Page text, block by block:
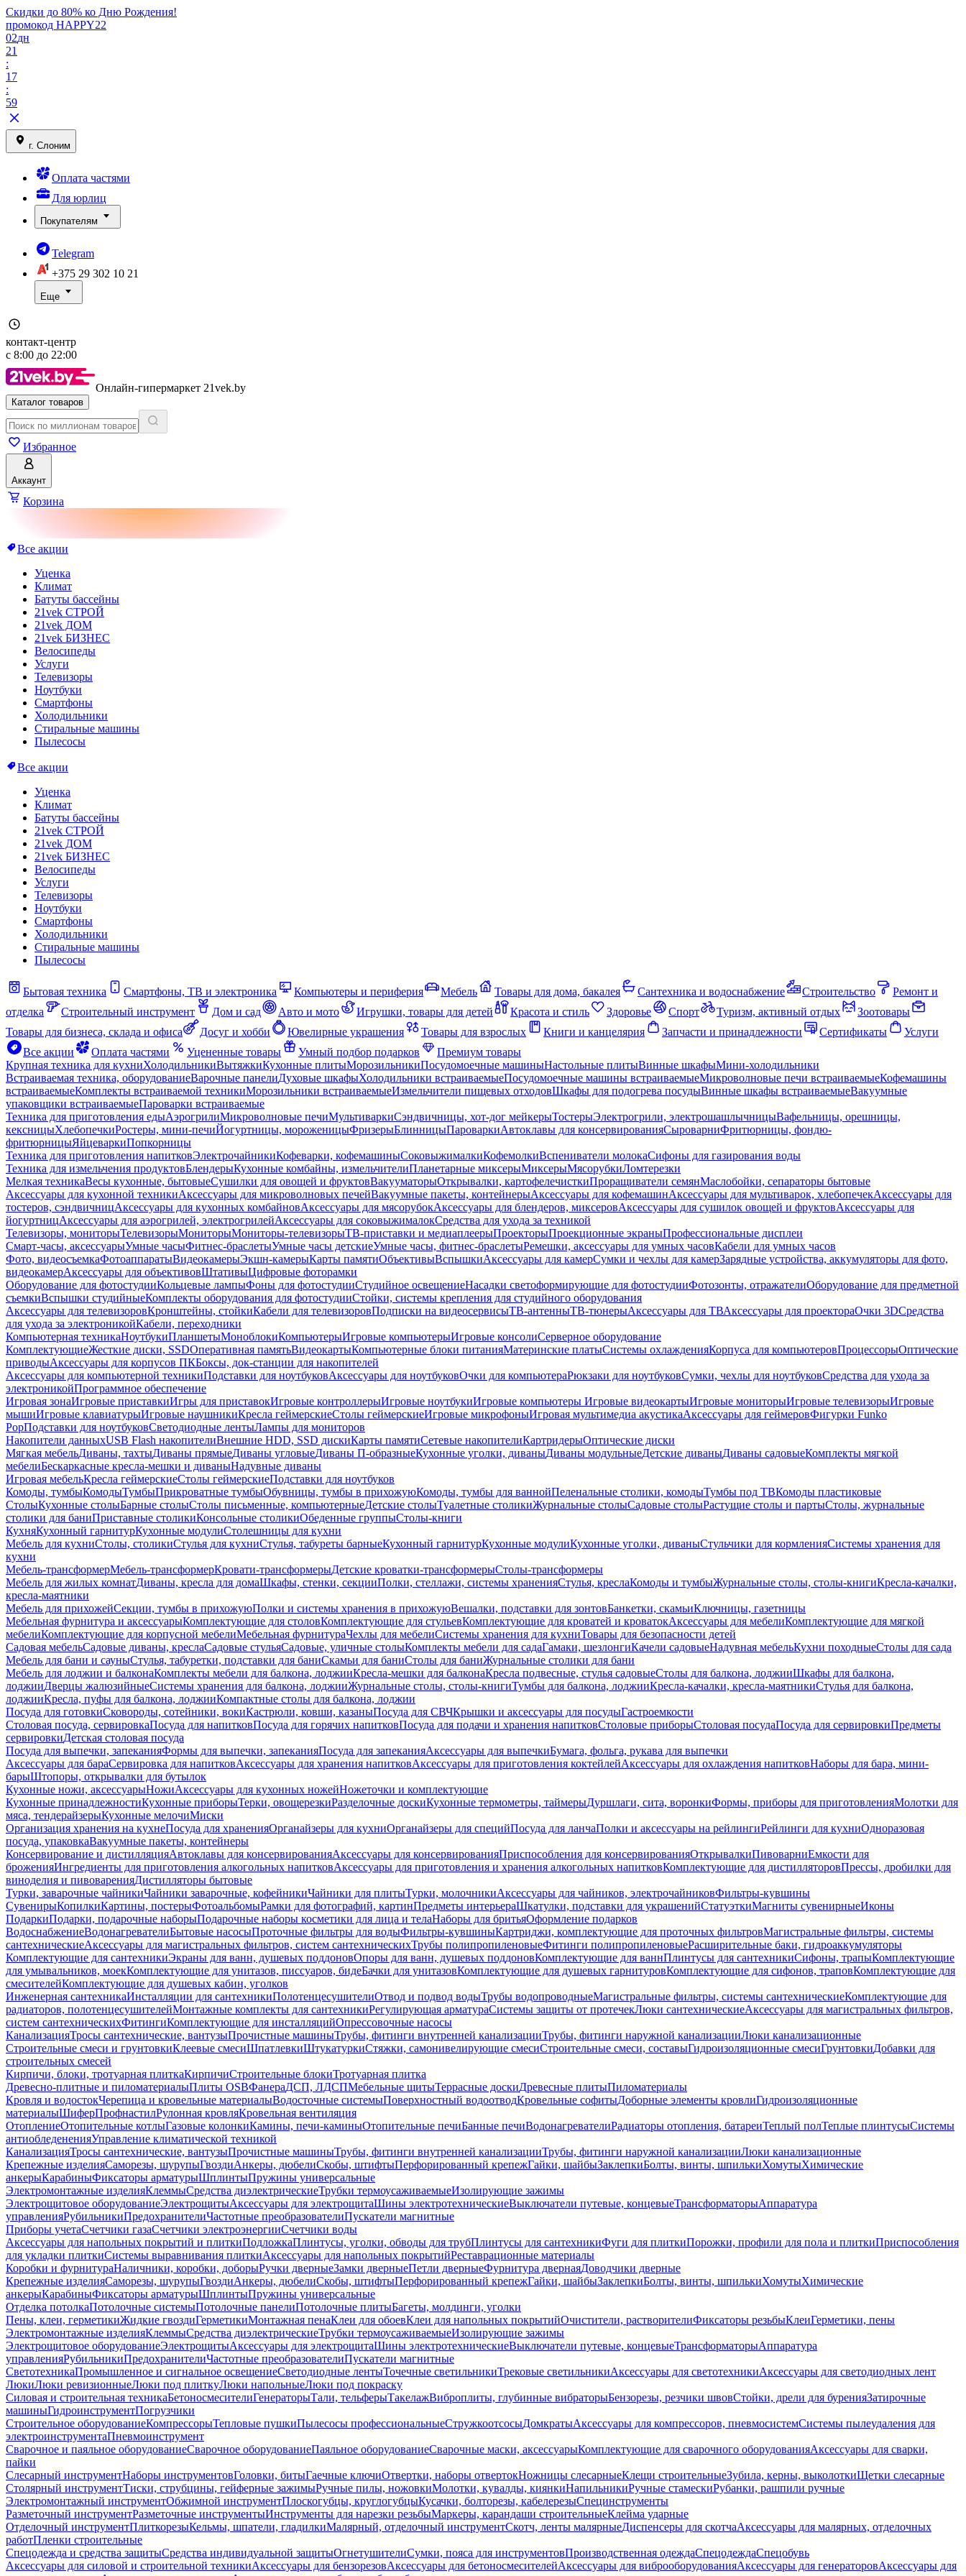
Скидки до 80% ко Дню Рождения!
промокод HAPPY22
02дн
21
:
17
:
59
г. Слоним
Оплата частями
Для юрлиц
Покупателям
Telegram
+375 29 302 10 21
Еще
контакт-центр
с 8:00 до 22:00
Онлайн-гипермаркет 21vek.by
Каталог товаров
Избранное
Аккаунт
Корзина
Все акции
Уценка
Климат
Батуты бассейны
21vek СТРОЙ
21vek ДОМ
21vek БИЗНЕС
Велосипеды
Услуги
Телевизоры
Ноутбуки
Смартфоны
Холодильники
Стиральные машины
Пылесосы
Все акции
Уценка
Климат
Батуты бассейны
21vek СТРОЙ
21vek ДОМ
21vek БИЗНЕС
Велосипеды
Услуги
Телевизоры
Ноутбуки
Смартфоны
Холодильники
Стиральные машины
Пылесосы
Бытовая техника Смартфоны, ТВ и электроника Компьютеры и периферия Мебель Товары для дома, бакалея Сантехника и водоснабжение Строительство
Ремонт и
отделка
Строительный инструмент Дом и сад Авто и мото Игрушки, товары для детей Красота и стиль Здоровье Спорт Туризм, активный отдых
Зоотовары
Товары для бизнеса, склада и офиса
Досуг и хобби Ювелирные украшения Товары для взрослых Книги и канцелярия Запчасти и принадлежности Сертификаты
Услуги
Все акции
Оплата частями Уцененные товары Умный подбор подарков
Премиум товары
Крупная техника для кухниХолодильникиВытяжкиКухонные плитыМорозильникиПосудомоечные машиныНастольные плитыВинные шкафыМини-холодильники
Встраиваемая техника, оборудованиеВарочные панелиДуховые шкафыХолодильники встраиваемыеПосудомоечные машины встраиваемыеМикроволновые печи встраиваемыеКофемашины
встраиваемыеКомплекты встраиваемой техникиМорозильники встраиваемыеИзмельчители пищевых отходовШкафы для подогрева посудыВинные шкафы встраиваемыеВакуумные
упаковщики встраиваемыеПароварки встраиваемые
Техника для приготовления едыАэрогрилиМикроволновые печиМультиваркиСэндвичницы, хот-дог мейкерыТостерыЭлектрогрили, электрошашлычницыВафельницы, орешницы,
кексницыХлебопечкиРостеры, мини-печиЙогуртницы, мороженицыФризерыБлинницыПароваркиАвтоклавы для консервированияСыроварниФритюрницы, фондю-
фритюрницыЯйцеваркиПопкорницы
Техника для приготовления напитковЭлектрочайникиКофеварки, кофемашиныСоковыжималкиКофемолкиВспениватели молокаСифоны для газирования воды
Техника для измельчения продуктовБлендерыКухонные комбайны, измельчителиПланетарные миксерыМиксерыМясорубкиЛомтерезки
Мелкая техникаВесы кухонные, бытовыеСушилки для овощей и фруктовВакууматорыОткрывалки, картофелечисткиПроращиватели семянМаслобойки, сепараторы бытовые
Аксессуары для кухонной техникиАксессуары для микроволновых печейВакуумные пакеты, контейнерыАксессуары для кофемашинАксессуары для мультиварок, хлебопечекАксессуары для
тостеров, сэндвичницАксессуары для кухонных комбайновАксессуары для мясорубокАксессуары для блендеров, миксеровАксессуары для сушилок овощей и фруктовАксессуары для
йогуртницАксессуары для аэрогрилей, электрогрилейАксессуары для соковыжималокСредства для ухода за техникой
Телевизоры, мониторыТелевизорыМониторыМониторы-телевизорыТВ-приставки и медиаплеерыПроекторыПроекционные экраныПрофессиональные дисплеи
Смарт-часы, аксессуарыУмные часыФитнес-браслетыУмные часы детскиеУмные часы, фитнес-браслетыРемешки, аксессуары для умных часовКабели для умных часов
Фото, видеосъемкаФотоаппаратыВидеокамерыЭкшн-камерыКарты памятиОбъективыВспышкиАксессуары для камерСумки и чехлы для камерЗарядные устройства, аккумуляторы для фото,
видеокамерАксессуары для объективовШтативыЦифровые фоторамки
Оборудование для фотостудииКольцевые лампыФоны для фотостудииСтудийное освещениеНасадки светоформирующие для фотостудииФотозонты, отражателиОборудование для предметной
съемкиВспышки студийныеКомплекты оборудования для фотостудииСтойки, системы крепления для студийного оборудования
Аксессуары для телевизоровКронштейны, стойкиКабели для телевизоровПодписки на видеосервисыТВ-антенныТВ-тюнерыАксессуары для ТВАксессуары для проектораОчки 3DСредства
для ухода за электроникойКабели, переходники
Компьютерная техникаНоутбукиПланшетыМоноблокиКомпьютерыИгровые компьютерыИгровые консолиСерверное оборудование
КомплектующиеЖесткие диски, SSDОперативная памятьВидеокартыКомпьютерные блоки питанияМатеринские платыСистемы охлажденияКорпуса для компьютеровПроцессорыОптические
приводыАксессуары для корпусов ПКБоксы, док-станции для накопителей
Аксессуары для компьютерной техникиПодставки для ноутбуковАксессуары для ноутбуковОчки для компьютераРюкзаки для ноутбуковСумки, чехлы для ноутбуковСредства для ухода за
электроникойПрограммное обеспечение
Игровая зонаИгровые приставкиИгры для приставокИгровые контроллерыИгровые ноутбукиИгровые компьютеры Игровые видеокартыИгровые мониторыИгровые телевизорыИгровые
мышиИгровые клавиатурыИгровые наушникиКресла геймерскиеСтолы геймерскиеИгровые микрофоныИгровая мультимедиа акустикаАксессуары для геймеровФигурки Funko
PopПодставки для ноутбуковСветодиодные лентыЛампы для мониторов
Накопители данныхUSB Flash накопителиВнешние HDD, SSD дискиКарты памятиСетевые накопителиКартридерыОптические диски
Мягкая мебельДиваны, тахтыДиваны прямыеДиваны угловыеДиваны П-образныеКухонные уголки, диваныДиваны модульныеДетские диваныДиваны садовыеКомплекты мягкой
мебелиБескаркасные кресла-мешки и диваныНадувные диваны
Игровая мебельКресла геймерскиеСтолы геймерскиеПодставки для ноутбуков
Комоды, тумбыКомодыТумбыПрикроватные тумбыОбувницы, тумбы в прихожуюКомоды, тумбы для ваннойПеленальные столики, комодыТумбы под ТВКомоды пластиковые
СтолыКухонные столыБарные столыСтолы письменные, компьютерныеДетские столыТуалетные столикиЖурнальные столыСадовые столыРастущие столы и партыСтолы, журнальные
столики для баниПриставные столикиКонсольные столикиОбеденные группыСтолы-книги
КухняКухонный гарнитурКухонные модулиСтолешницы для кухни
Мебель для кухниСтолы, столикиСтулья для кухниСтулья, табуреты барныеКухонный гарнитурКухонные модулиКухонные уголки, диваныСтульчики для кормленияСистемы хранения для
кухни
Мебель-трансформерМебель-трансформерКровати-трансформерыДетские кроватки-трансформерыСтолы-трансформеры
Мебель для жилых комнатДиваны, кресла для домаШкафы, стенки, секцииПолки, стеллажи, системы храненияСтулья, креслаКомоды и тумбыЖурнальные столы, столы-книгиКресла-качалки,
кресла-маятники
Мебель для прихожейСекции, тумбы в прихожуюПолки и системы хранения в прихожуюВешалки, подставки для зонтовБанкетки, скамьиКлючницы, газетницы
Мебельная фурнитура и аксессуарыКомплектующие для столовКомплектующие для стульевКомплектующие для кроватей и кроватокАксессуары для мебелиКомплектующие для мягкой
мебелиКомплектующие для корпусной мебелиМебельная фурнитураЧехлы для мебелиСистемы хранения для кухниТовары для безопасности детей
Садовая мебельСадовые диваны, креслаСадовые стульяСадовые, уличные столыКомплекты мебели для садаГамаки, шезлонгиКачели садовыеНадувная мебельКухни походныеСтолы для сада
Мебель для бани и сауныСтулья, табуретки, подставки для баниСкамьи для баниСтолы для баниЖурнальные столики для бани
Мебель для лоджии и балконаКомплекты мебели для балкона, лоджииКресла-мешки для балконаКресла подвесные, стулья садовыеСтолы для балкона, лоджииШкафы для балкона,
лоджииДверцы жалюзийныеСистемы хранения для балкона, лоджииЖурнальные столы, столы-книгиТумбы для балкона, лоджииКресла-качалки, кресла-маятникиСтулья для балкона,
лоджииКресла, пуфы для балкона, лоджииКомпактные столы для балкона, лоджии
Посуда для готовкиСковороды, сотейники, вокиКастрюли, ковши, казаныПосуда для СВЧКрышки и аксессуары для посудыГастроемкости
Столовая посуда, сервировкаПосуда для напитковПосуда для горячих напитковПосуда для подачи и хранения напитковСтоловые приборыСтоловая посудаПосуда для сервировкиПредметы
сервировкиДетская столовая посуда
Посуда для выпечки, запеканияФормы для выпечки, запеканияПосуда для запеканияАксессуары для выпечкиБумага, фольга, рукава для выпечки
Аксессуары для бараСервировка для напитковАксессуары для хранения напитковАксессуары для приготовления коктейлейАксессуары для охлаждения напитковНаборы для бара, мини-
барыШтопоры, открывалки для бутылок
Кухонные ножи, аксессуарыНожиАксессуары для кухонных ножейНожеточки и комплектующие
Кухонные принадлежностиКухонные приборыТерки, овощерезкиРазделочные доскиКухонные термометры, таймерыДуршлаги, сита, воронкиФормы, приборы для приготовленияМолотки для
мяса, тендерайзерыКухонные мелочиМиски
Организация хранения на кухнеПосуда для храненияОрганайзеры для кухниОрганайзеры для специйПосуда для ланчаПолки и аксессуары на рейлингиРейлинги для кухниОдноразовая
посуда, упаковкаВакуумные пакеты, контейнеры
Консервирование и дистилляцияАвтоклавы для консервированияАксессуары для консервированияПриспособления для консервированияОткрывалкиПивоварниЕмкости для
броженияИнгредиенты для приготовления алкогольных напитковАксессуары для приготовления и хранения алкогольных напитковКомплектующие для дистилляторовПрессы, дробилки для
виноделия и пивоваренияДистилляторы бытовые
Турки, заварочные чайникиЧайники заварочные, кофейникиЧайники для плитыТурки, молочникиАксессуары для чайников, электрочайниковФильтры-кувшины
СувенирыКопилкиКартины, постерыФотоальбомыРамки для фотографий, картинПредметы интерьераШкатулки, подставки для украшенийСтатуэткиМагниты сувенирныеИконы
ПодаркиПодарки, подарочные наборыПодарочные наборы косметики для лица и телаНаборы для бритьяОформление подарков
ВодоснабжениеВодонагревателиБытовые насосыПроточные фильтры для водыФильтры-кувшиныКартриджи, комплектующие для проточных фильтровМагистральные фильтры, системы
сантехническиеАксессуары для магистральных фильтров, систем сантехническихТрубы полипропиленовыеФитинги полипропиленовыеРасширительные баки, гидроаккумуляторы
Комплектующие для сантехникиЭкраны для ванн, душевых поддоновОпоры для ванн, душевых поддоновКомплектующие для ваннПлинтусы для сантехникиСифоны, трапыКомплектующие
для умывальников, моекКомплектующие для унитазов, писсуаров, бидеБачки для унитазовКомплектующие для душевых гарнитуровКомплектующие для сифонов, траповКомплектующие для
смесителейКомплектующие для душевых кабин, уголков
Инженерная сантехникаИнсталляции для сантехникиПолотенцесушителиОтвод и подвод водыТрубы водопроводныеМагистральные фильтры, системы сантехническиеКомплектующие для
радиаторов, полотенцесушителейМонтажные комплекты для сантехникиРегулирующая арматураСистемы защиты от протечекЛюки сантехническиеАксессуары для магистральных фильтров,
систем сантехническихФитингиКомплектующие для инсталляцийОпрессовочные насосы
КанализацияТросы сантехнические, вантузыПрочистные машиныТрубы, фитинги внутренней канализацииТрубы, фитинги наружной канализацииЛюки канализационные
Строительные смеси и грунтовкиКлеевые смесиШпатлевкиШтукатуркиСтяжки, самонивелирующие смесиСтроительные смеси, составыГидроизоляционные смесиГрунтовкиДобавки для
строительных смесей
Кирпичи, блоки, тротуарная плиткаКирпичиСтроительные блокиТротуарная плитка
Древесно-плитные и пиломатериалыПлиты OSBФанераДСП, ЛДСПМебельные щитыТеррасные доскиДревесные плитыПиломатериалы
Кровля и водостокЧерепица и кровельные материалыВодосточные системыПоверхностный водоотводКровельные софитыДоборные элементы кровлиГидроизоляционные
материалыШиферПрофнастилРулонная кровляКровельная вентиляция
ОтоплениеОтопительные котлыГазовые колонкиКамины, печи-каминыОтопительные печиБанные печиВодонагревателиРадиаторы отопления, батареиТеплый полТеплые плинтусыСистемы
антиобледененияУправление климатической техникой
КанализацияТросы сантехнические, вантузыПрочистные машиныТрубы, фитинги внутренней канализацииТрубы, фитинги наружной канализацииЛюки канализационные
Крепежные изделияСаморезы, шурупыГвоздиАнкеры, дюбелиСкобы, штифтыПерфорированный крепежГайки, шайбыЗаклепкиБолты, винты, шпилькиХомутыХимические
анкерыКарабиныФиксаторы арматурыШплинтыПружины универсальные
Электромонтажные изделияКлеммыСредства диэлектрическиеТрубки термоусаживаемыеИзолирующие зажимы
Электрощитовое оборудованиеЭлектрощитыАксессуары для электрощитаШины электротехническиеВыключатели путевые, концевыеТрансформаторыАппаратура
управленияРубильникиПредохранителиЧастотные преобразователиПускатели магнитные
Приборы учетаСчетчики газаСчетчики электроэнергииСчетчики воды
Аксессуары для напольных покрытий и плиткиПодложкаПлинтусы, уголки, обводы для трубПлинтусы для сантехникиФуги для плиткиПорожки, профили для пола и плиткиПриспособления
для укладки плиткиСистемы выравнивания плиткиАксессуары для напольных покрытийРеставрационные материалы
Коробки и фурнитураНаличники, коробки, доборыРучки дверныеЗамки дверныеПетли дверныеФурнитура двернаяДоводчики дверные
Крепежные изделияСаморезы, шурупыГвоздиАнкеры, дюбелиСкобы, штифтыПерфорированный крепежГайки, шайбыЗаклепкиБолты, винты, шпилькиХомутыХимические
анкерыКарабиныФиксаторы арматурыШплинтыПружины универсальные
Отделка потолкаПотолочные системыПотолочные панелиПотолочные плитыБагеты, молдинги, уголки
Пены, клеи, герметикиЖидкие гвоздиГерметикиМонтажная пенаКлеи для обоевКлеи для напольных покрытийОчистители, растворителиФиксаторы резьбыКлеиГерметики, пены
Электромонтажные изделияКлеммыСредства диэлектрическиеТрубки термоусаживаемыеИзолирующие зажимы
Электрощитовое оборудованиеЭлектрощитыАксессуары для электрощитаШины электротехническиеВыключатели путевые, концевыеТрансформаторыАппаратура
управленияРубильникиПредохранителиЧастотные преобразователиПускатели магнитные
СветотехникаПромышленное и сигнальное освещениеСветодиодные лентыТочечные светильникиТрековые светильникиАксессуары для светотехникиАксессуары для светодиодных лент
ЛюкиЛюки ревизионныеЛюки под плиткуЛюки напольныеЛюки под покраску
Силовая и строительная техникаБетоносмесителиГенераторыТали, тельферыТакелажВиброплиты, глубинные вибраторыБензорезы, резчики швовСтойки, дрели для буренияЗатирочные
машиныГидроинструментПогрузчики
Строительное оборудованиеКомпрессорыТепловые пушкиПылесосы профессиональныеСтружкоотсосыДомкратыАксессуары для компрессоров, пневмосистемСистемы пылеудаления для
электроинструментаПневмоинструмент
Сварочное и паяльное оборудованиеСварочное оборудованиеПаяльное оборудованиеСварочные маски, аксессуарыКомплектующие для сварочного оборудованияАксессуары для сварки,
пайки
Слесарный инструментНаборы инструментовГоловки, битыГаечные ключиОтвертки, наборы отвертокНожницы слесарныеКлещи строительныеЗубила, керны, выколоткиЩетки слесарные
Столярный инструментТиски, струбцины, гейферные зажимыРучные пилы, ножовкиМолотки, кувалды, киянкиНапильникиРучные стамескиРубанки, рашпили ручные
Электромонтажный инструментОбжимной инструментПлоскогубцы, круглогубцыКусачки, болторезы, кабелерезыСпецинструменты
Разметочный инструментРазметочные инструментыИнструменты для нарезки резьбыМаркеры, карандаши строительныеКлейма ударные
Отделочный инструментПлиткорезыКельмы, шпатели, гладилкиМалярный, отделочный инструментСкотч, ленты малярныеДиспенсеры для скотчаАксессуары для малярных, отделочных
работПленки строительные
Спецодежда и средства защитыСредства индивидуальной защитыОгнетушителиСумки, пояса для инструментовПроизводственная одеждаСпецодеждаСпецобувь
Аксессуары для силовой и строительной техникиАксессуары для бензорезовАксессуары для бетоносмесителейАксессуары для виброоборудованияАксессуары для генераторовАксессуары для